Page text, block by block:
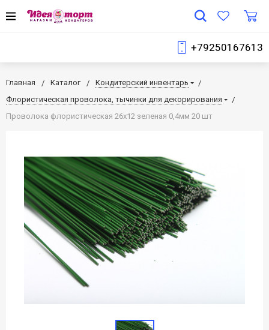
+79250167613
Главная Каталог
Кондитерский инвентарь
Флористическая проволока, тычинки для декорирования
Проволока флористическая 26х12 зеленая 0,4мм 20 шт